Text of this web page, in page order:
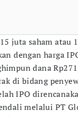
juta saham atau
dengan harga
dana
di bidang
IPO
melalui PT